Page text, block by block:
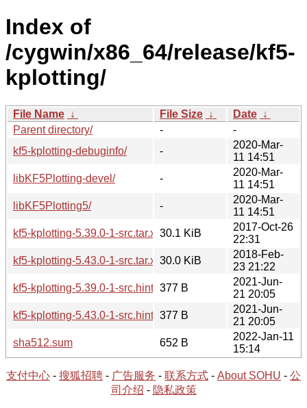
Index of
/cygwin/x86_64/release/kf5-
kplotting/
File Name ↓ File Size ↓ Date ↓
Parent directory/
-
-
kf5-kplotting-debuginfo/
-
2020-Mar-
11 14:51
libKF5Plotting-devel/
-
2020-Mar-
11 14:51
libKF5Plotting5/
-
2020-Mar-
11 14:51
kf5-kplotting-5.39.0-1-src.tar.xz30.1 KiB
2017-Oct-26
22:31
kf5-kplotting-5.43.0-1-src.tar.xz30.0 KiB
2018-Feb-
23 21:22
kf5-kplotting-5.39.0-1-src.hint 377 B
2021-Jun-
21 20:05
kf5-kplotting-5.43.0-1-src.hint 377 B
2021-Jun-
21 20:05
sha512.sum
652 B
2022-Jan-11
15:14
支付中心 - 搜狐招聘 - 广告服务 - 联系方式 - About SOHU - 公
司介绍 - 隐私政策